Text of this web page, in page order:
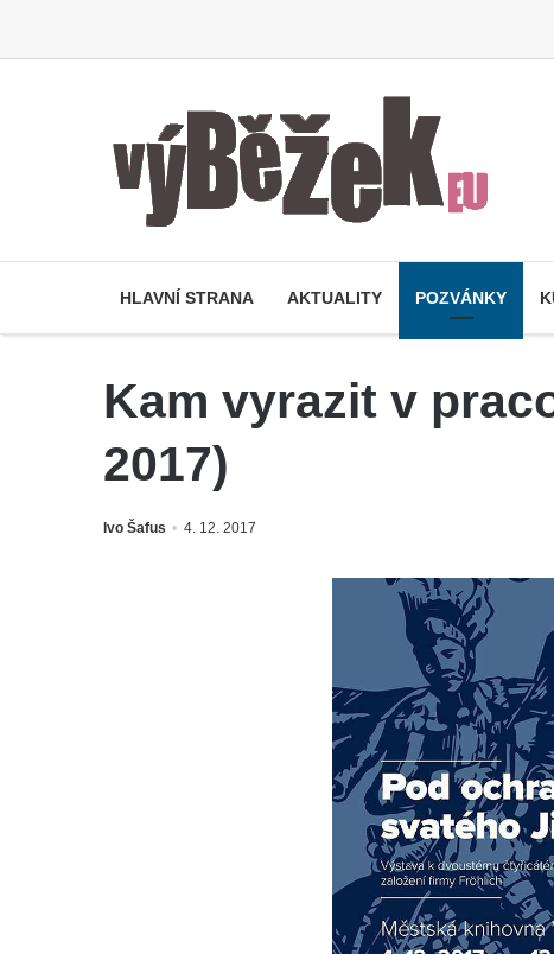
HLAVNÍ STRANA AKTUALITY POZVÁNKY
Kam vyrazit v
2017)
Ivo Šafus 4. 12. 2017